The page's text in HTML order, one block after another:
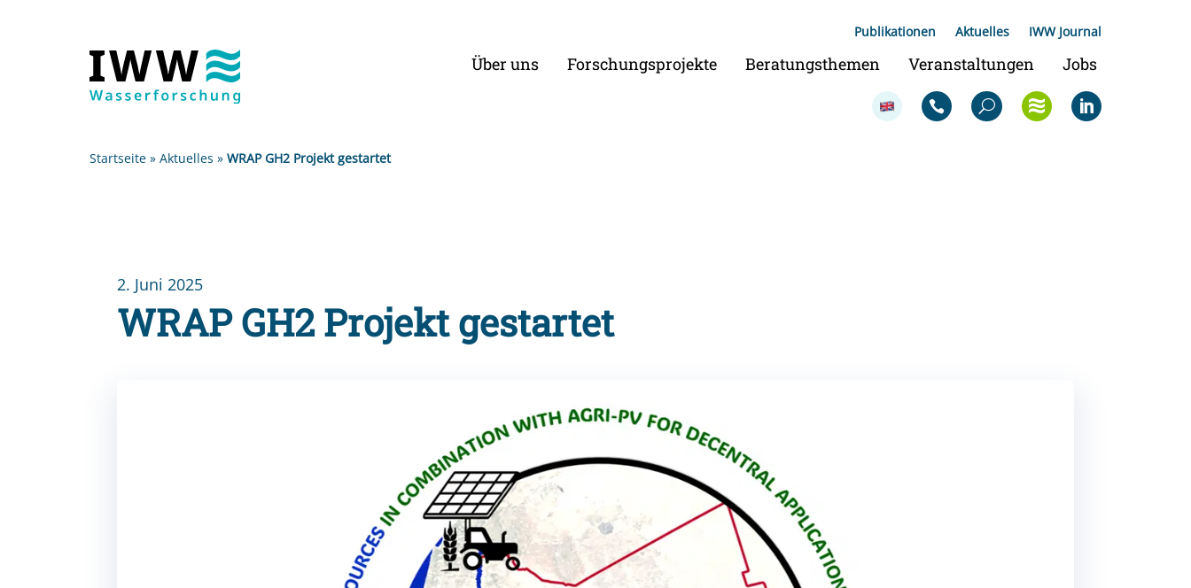
Publikationen Aktuelles IWW Journal
Über uns Forschungsprojekte Beratungsthemen Veranstaltungen Jobs
Startseite» Aktuelles » WRAP GH2 Projekt gestartet
2. Juni 2025
WRAP GH2 Projekt gestartet